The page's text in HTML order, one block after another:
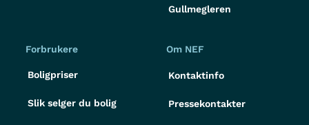
Gullmegleren
Forbrukere
Boligpriser
Slik selger du bolig
Om NEF
Kontaktinfo
Pressekontakter